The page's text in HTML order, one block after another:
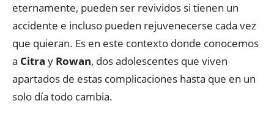
eternamente, pueden ser revividos si tienen un
accidente e incluso pueden rejuvenecerse cada vez
que quieran. Es en este contexto donde conocemos
a Citra y Rowan, dos adolescentes que viven
apartados de estas complicaciones hasta que en un
solo día todo cambia.